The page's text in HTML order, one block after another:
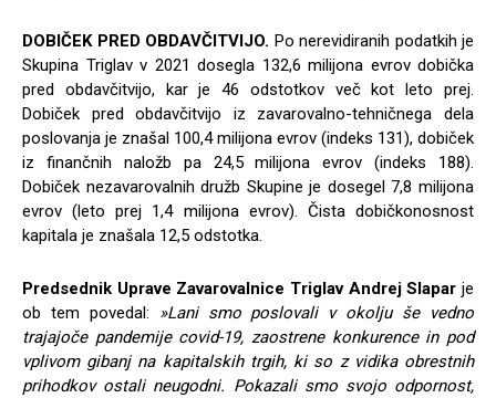
DOBIČEK PRED OBDAVČITVIJO. Po nerevidiranih podatkih je
Skupina Triglav v 2021 dosegla 132,6 milijona evrov dobička
pred obdavčitvijo, kar je 46 odstotkov več kot leto prej.
Dobiček pred obdavčitvijo iz zavarovalno-tehničnega dela
poslovanja je znašal 100,4 milijona evrov (indeks 131), dobiček
iz finančnih naložb pa 24,5 milijona evrov (indeks 188).
Dobiček nezavarovalnih družb Skupine je dosegel 7,8 milijona
evrov (leto prej 1,4 milijona evrov). Čista dobičkonosnost
kapitala je znašala 12,5 odstotka.
Predsednik Uprave Zavarovalnice Triglav Andrej Slapar je
ob tem povedal: »Lani smo poslovali v okolju še vedno
trajajoče pandemije covid-19, zaostrene konkurence in pod
vplivom gibanj na kapitalskih trgih, ki so z vidika obrestnih
prihodkov ostali neugodni. Pokazali smo svojo odpornost,